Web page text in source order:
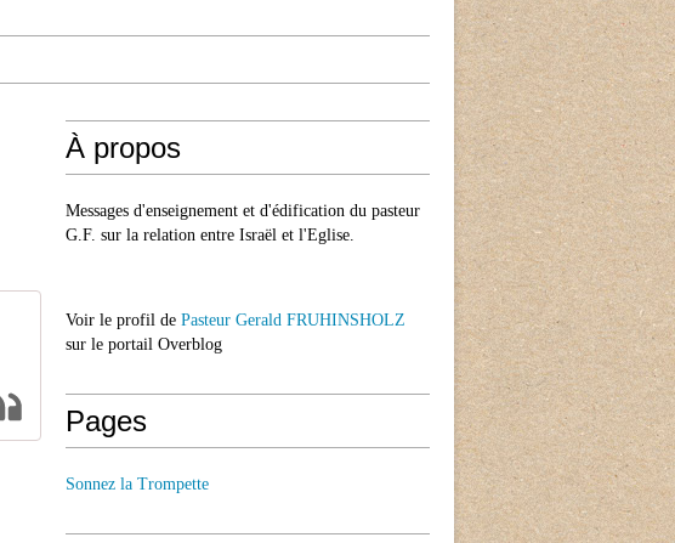
À propos
Messages d'enseignement et d'édification du pasteur
G.F. sur la relation entre Israël et l'Eglise.
Voir le profil de Pasteur Gerald FRUHINSHOLZ
sur le portail Overblog
Pages
Sonnez la Trompette